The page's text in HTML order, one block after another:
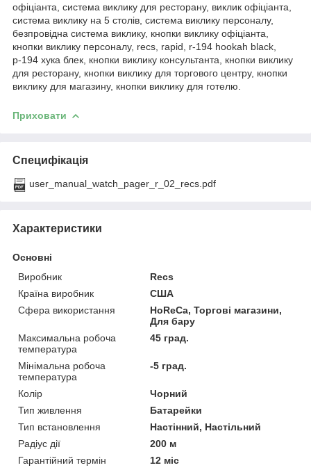
офіціанта, система виклику для ресторану, виклик офіціанта,
система виклику на 5 столів, система виклику персоналу,
безпровідна система виклику, кнопки виклику офіціанта,
кнопки виклику персоналу, recs, rapid, r-194 hookah black,
р-194 хука блек, кнопки виклику консультанта, кнопки виклику
для ресторану, кнопки виклику для торгового центру, кнопки
виклику для магазину, кнопки виклику для готелю.
Приховати
Специфікація
user_manual_watch_pager_r_02_recs.pdf
Характеристики
Основні
Виробник
Recs
Країна виробник
США
Сфера використання
HoReCa, Торгові магазини,
Для бару
Максимальна робоча
температура
45 град.
Мінімальна робоча
температура
-5 град.
Колір
Чорний
Тип живлення
Батарейки
Тип встановлення
Настінний, Настільний
Радіус дії
200 м
Гарантійний термін
12 міс